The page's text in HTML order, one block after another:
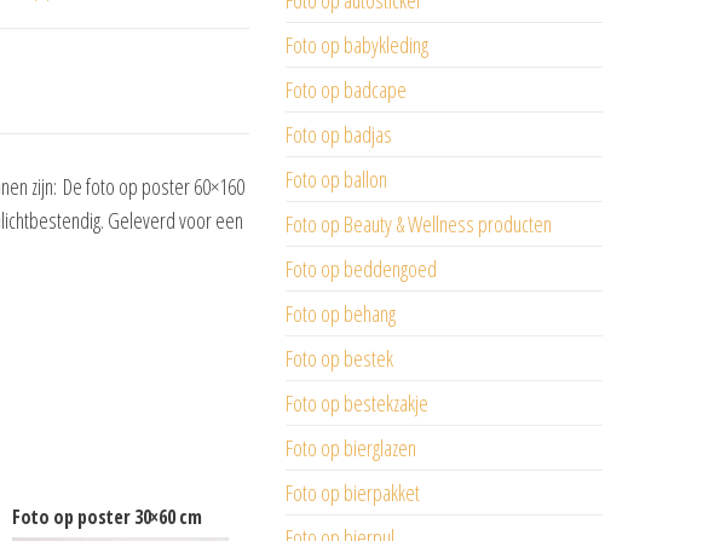
zijn: De foto op poster 60×160
Geleverd voor een
Foto op poster 30×60 cm
Foto op babykleding
Foto op badcape
Foto op badjas
Foto op ballon
Foto op Beauty & Wellness producten
Foto op beddengoed
Foto op behang
Foto op bestek
Foto op bestekzakje
Foto op bierglazen
Foto op bierpakket